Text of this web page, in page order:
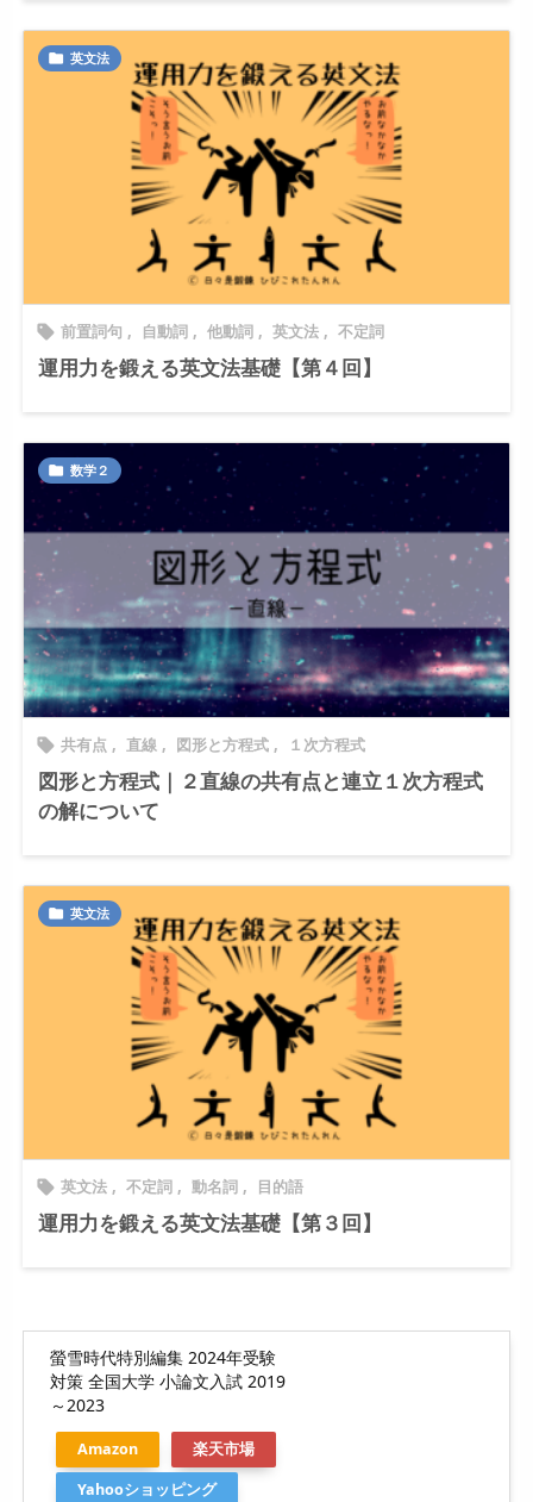
 英文法
 前置詞句 , 自動詞 , 他動詞 , 英文法 , 不定詞
運用力を鍛える英文法基礎【第４回】
 数学２
 共有点 , 直線 , 図形と方程式 , １次方程式
図形と方程式｜２直線の共有点と連立１次方程式
の解について
 英文法
 英文法 , 不定詞 , 動名詞 , 目的語
運用力を鍛える英文法基礎【第３回】
螢雪時代特別編集 2024年受験
対策 全国大学 小論文入試 2019
～2023
Amazon
楽天市場
Yahooショッピング